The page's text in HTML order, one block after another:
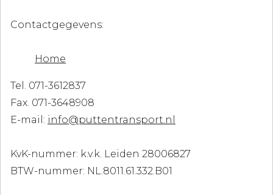
Contactgegevens:
Home
Tel. 071-3612837
Fax. 071-3648908
E-mail: info@puttentransport.nl
KvK-nummer: k.v.k. Leiden 28006827
BTW-nummer: NL.8011.61.332.B01